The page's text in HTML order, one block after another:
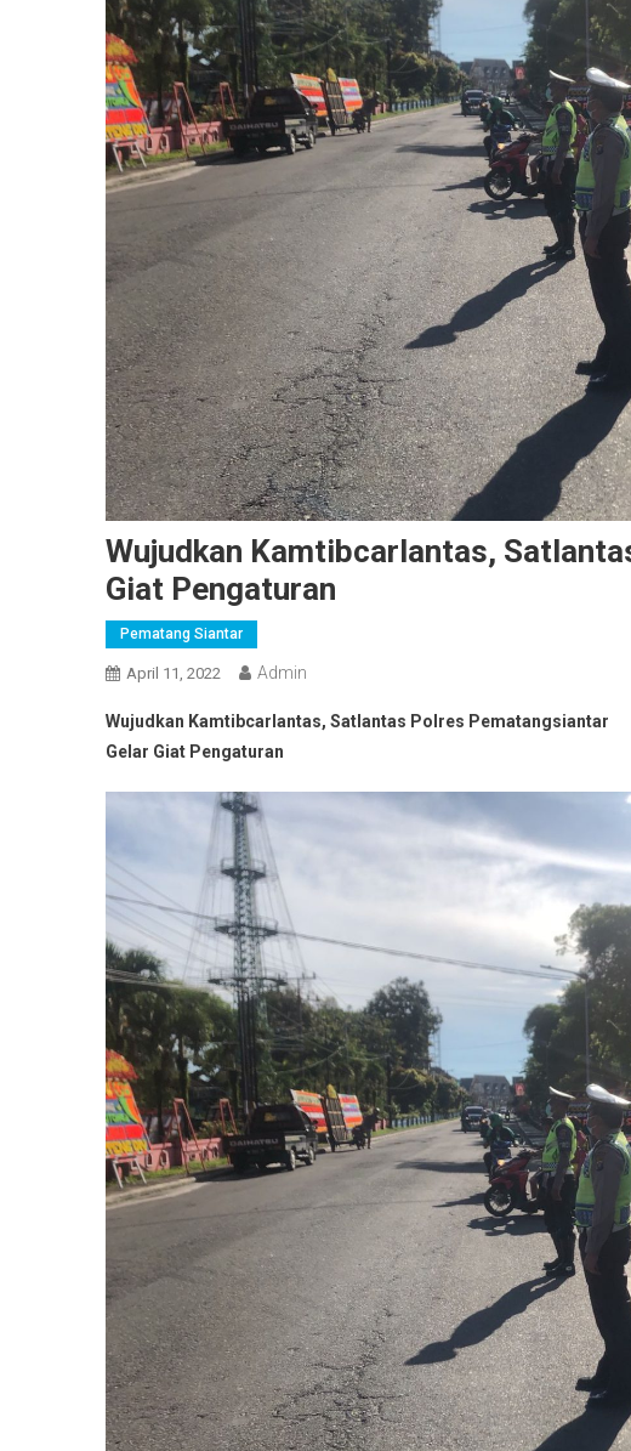
Wujudkan Kamtibcarlantas,
Giat Pengaturan
Pematang Siantar
April 11, 2022 Admin
Wujudkan Kamtibcarlantas, Satlantas Polres Pematangsiantar
Gelar Giat Pengaturan